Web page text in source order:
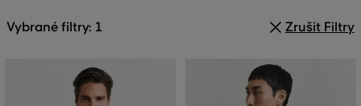
Vybrané filtry: 1 Zrušit Filtry